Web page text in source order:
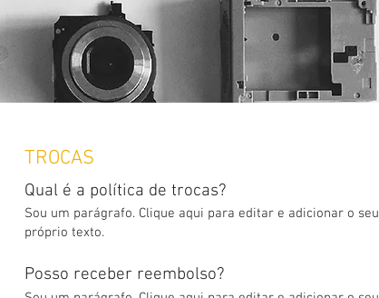
TROCAS
Qual é a política de trocas?
Sou um parágrafo. Clique aqui para editar e adicionar o seu
próprio texto.
Posso receber reembolso?